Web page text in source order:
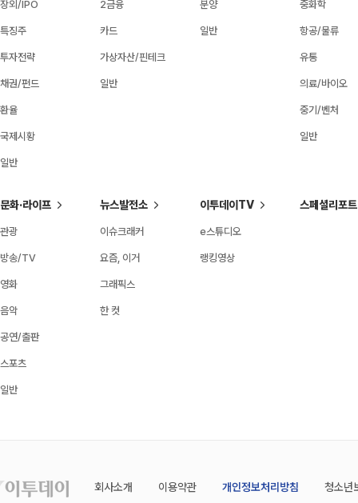
장외/IPO
특징주
투자전략
채권/펀드
환율
국제시황
일반
2금융
카드
가상자산/핀테크
일반
분양
일반
중화학
항공/물류
유통
의료/바이오
중기/벤처
일반
문화·라이프
관광
방송/TV
영화
음악
공연/출판
스포츠
일반
뉴스발전소
이슈크래커
요즘, 이거
그래픽스
한 컷
이투데이TV
e스튜디오
랭킹영상
스페셜리포트
회사소개 이용약관 개인정보처리방침 청소년